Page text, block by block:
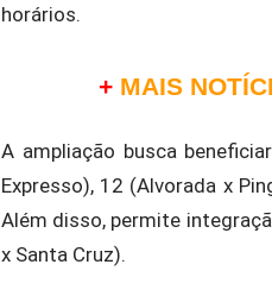
horários.
+ MAIS
A ampliação busca
Expresso), 12 (Alvorada x
Além disso, permite
x Santa Cruz).